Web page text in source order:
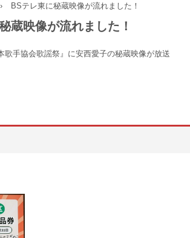
› BSテレ東に秘蔵映像が流れました！
蔵映像が流れました！
歌手協会歌謡祭』に安西愛子の秘蔵映像が放送